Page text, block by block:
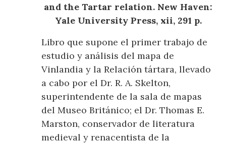
and the Tartar relation. New Haven:
Yale University Press, xii, 291 p.
Libro que supone el primer trabajo de
estudio y análisis del mapa de
Vinlandia y la Relación tártara, llevado
a cabo por el Dr. R. A. Skelton,
superintendente de la sala de mapas
del Museo Británico; el Dr. Thomas E.
Marston, conservador de literatura
medieval y renacentista de la